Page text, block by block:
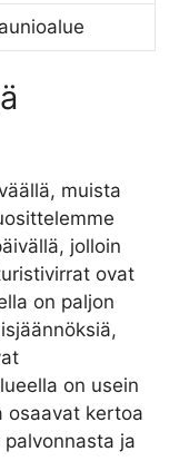
muista
jolloin
ovat
on paljon
on usein
osaavat kertoa
ja